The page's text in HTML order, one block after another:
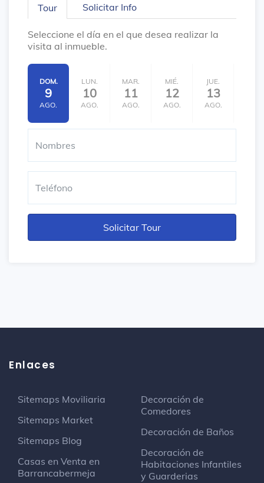
Tour Solicitar Info
Seleccione el día en el que desea realizar la
visita al inmueble.
DOM.
9
AGO.
LUN.
10
AGO.
MAR.
11
AGO.
MIÉ.
12
AGO.
JUE.
13
AGO.
Enlaces
Sitemaps Moviliaria
Sitemaps Market
Sitemaps Blog
Casas en Venta en
Barrancabermeja
Decoración de
Comedores
Decoración de Baños
Decoración de
Habitaciones Infantiles
y Guarderias